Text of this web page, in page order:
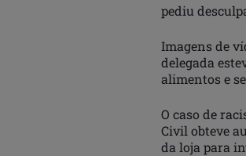
pediu
Imagens de
delegada
alimentos e
O caso de
Civil obteve
da loja para